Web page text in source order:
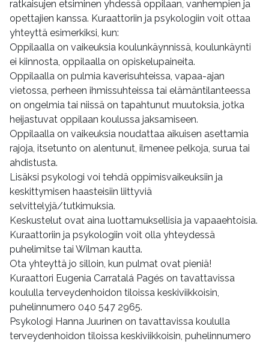
ratkaisujen etsiminen yhdessä oppilaan, vanhempien ja
opettajien kanssa. Kuraattoriin ja psykologiin voit ottaa
yhteyttä esimerkiksi, kun:
Oppilaalla on vaikeuksia koulunkäynnissä, koulunkäynti
ei kiinnosta, oppilaalla on opiskelupaineita.
Oppilaalla on pulmia kaverisuhteissa, vapaa-ajan
vietossa, perheen ihmissuhteissa tai elämäntilanteessa
on ongelmia tai niissä on tapahtunut muutoksia, jotka
heijastuvat oppilaan koulussa jaksamiseen.
Oppilaalla on vaikeuksia noudattaa aikuisen asettamia
rajoja, itsetunto on alentunut, ilmenee pelkoja, surua tai
ahdistusta.
Lisäksi psykologi voi tehdä oppimisvaikeuksiin ja
keskittymisen haasteisiin liittyviä
selvittelyjä/tutkimuksia.
Keskustelut ovat aina luottamuksellisia ja vapaaehtoisia.
Kuraattoriin ja psykologiin voit olla yhteydessä
puhelimitse tai Wilman kautta.
Ota yhteyttä jo silloin, kun pulmat ovat pieniä!
Kuraattori Eugenia Carratalá Pagés on tavattavissa
koululla terveydenhoidon tiloissa keskiviikkoisin,
puhelinnumero 040 547 2965.
Psykologi Hanna Juurinen on tavattavissa koululla
terveydenhoidon tiloissa keskiviikkoisin, puhelinnumero